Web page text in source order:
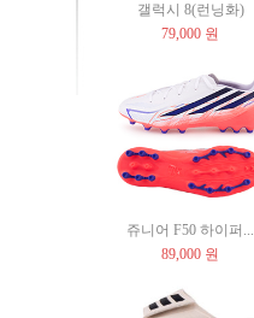
갤럭시 8(런닝화)
79,000 원
쥬니어 F50 하이퍼...
89,000 원